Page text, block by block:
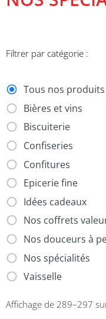
Filtrer par catégorie :
Tous nos produits
Bières et vins
Biscuiterie
Confiseries
Confitures
Epicerie fine
Idées cadeaux
Nos coffrets
Nos douceurs à
Nos spécialités
Vaisselle
Affichage de 289–297